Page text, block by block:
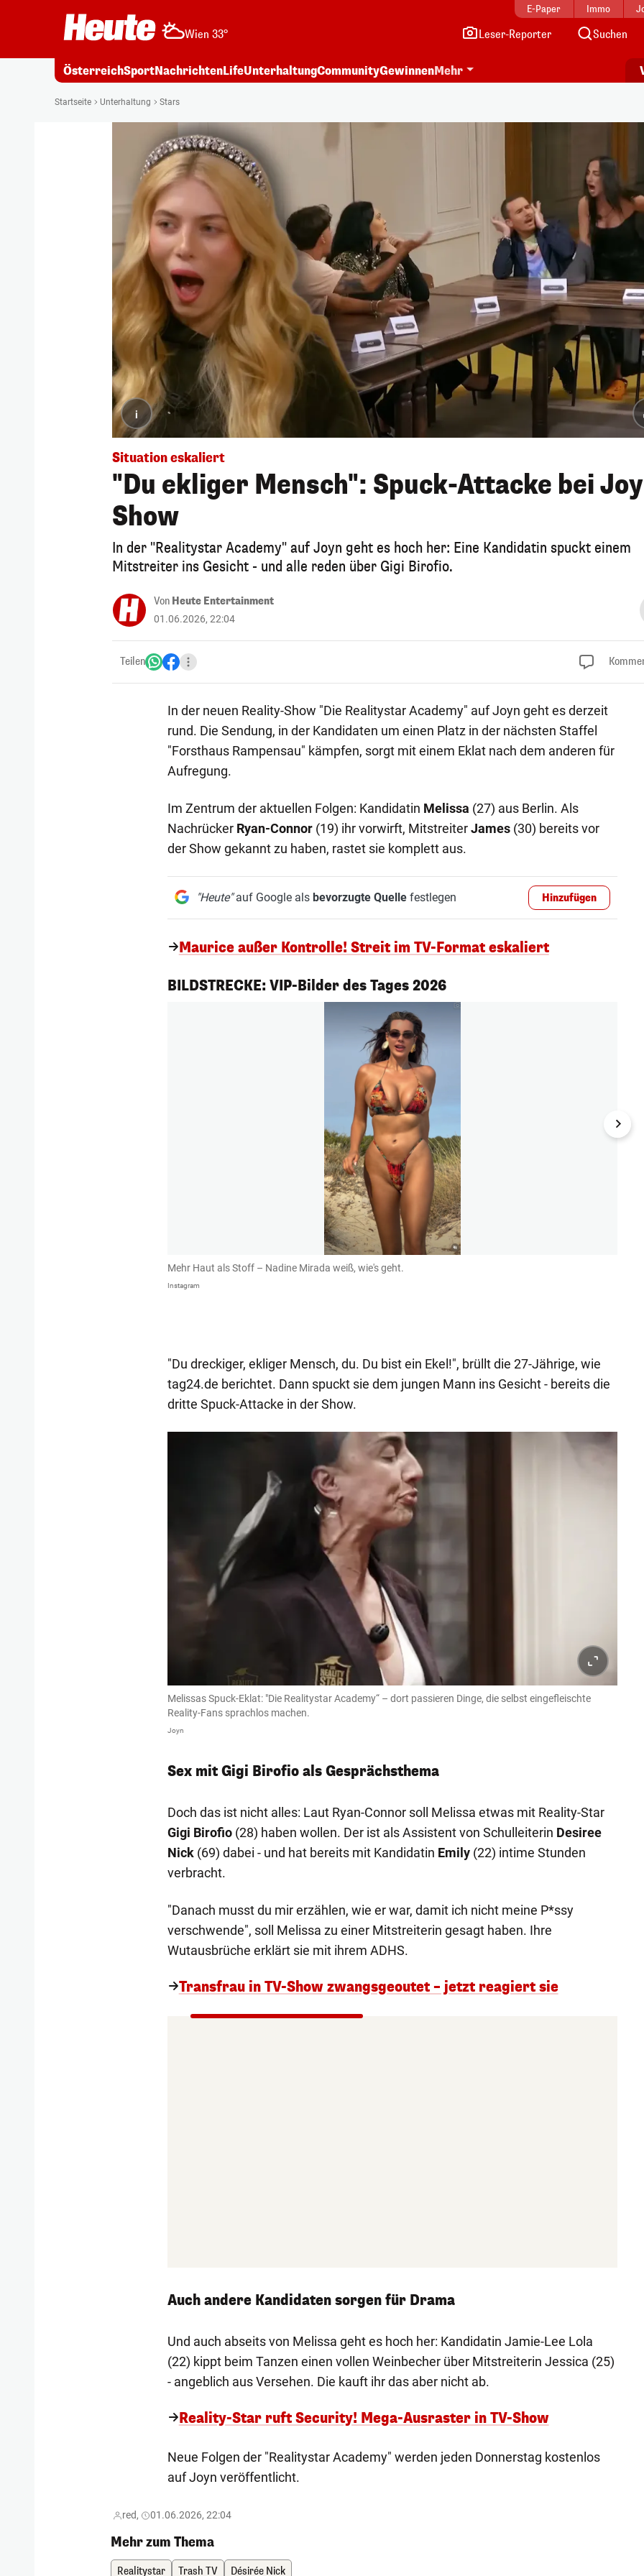
E-Paper Immo
Wien 33° Leser-Reporter Suchen
ÖsterreichSportNachrichtenLifeUnterhaltungCommunityGewinnenMehr
Startseite Unterhaltung Stars
i
Situation eskaliert
"Du ekliger Mensch": Spuck-Attacke bei
Show
In der "Realitystar Academy" auf Joyn geht es hoch her: Eine Kandidatin spuckt einem
Mitstreiter ins Gesicht - und alle reden über Gigi Birofio.
Von Heute Entertainment
01.06.2026, 22:04
Teilen
In der neuen Reality-Show "Die Realitystar Academy" auf Joyn geht es derzeit
rund. Die Sendung, in der Kandidaten um einen Platz in der nächsten Staffel
"Forsthaus Rampensau" kämpfen, sorgt mit einem Eklat nach dem anderen für
Aufregung.
Im Zentrum der aktuellen Folgen: Kandidatin Melissa (27) aus Berlin. Als
Nachrücker Ryan-Connor(19) ihr vorwirft, MitstreiterJames(30) bereits vor
der Show gekannt zu haben, rastet sie komplett aus.
"Heute"auf Google als bevorzugte Quellefestlegen Hinzufügen
Maurice außer Kontrolle! Streit im TV-Format eskaliert
BILDSTRECKE: VIP-Bilder des Tages 2026
1/143
Mehr Haut als Stoff – Nadine Mirada weiß, wie's geht.
Instagram
"Du dreckiger, ekliger Mensch, du. Du bist ein Ekel!", brüllt die 27-Jährige, wie
tag24.de berichtet. Dann spuckt sie dem jungen Mann ins Gesicht - bereits die
dritte Spuck-Attacke in der Show.
Melissas Spuck-Eklat: "Die Realitystar Academy“ – dort passieren Dinge, die selbst eingefleischte
Reality-Fans sprachlos machen.
Joyn
Sex mit Gigi Birofio als Gesprächsthema
Doch das ist nicht alles: Laut Ryan-Connor soll Melissa etwas mit Reality-Star
Gigi Birofio(28) haben wollen. Der ist als Assistent von Schulleiterin Desiree
Nick(69) dabei - und hat bereits mit Kandidatin Emily(22) intime Stunden
verbracht.
"Danach musst du mir erzählen, wie er war, damit ich nicht meine P*ssy
verschwende", soll Melissa zu einer Mitstreiterin gesagt haben. Ihre
Wutausbrüche erklärt sie mit ihrem ADHS.
Transfrau in TV-Show zwangsgeoutet – jetzt reagiert sie
Auch andere Kandidaten sorgen für Drama
Und auch abseits von Melissa geht es hoch her: Kandidatin Jamie-Lee Lola
(22) kippt beim Tanzen einen vollen Weinbecher über Mitstreiterin Jessica (25)
- angeblich aus Versehen. Die kauft ihr das aber nicht ab.
Reality-Star ruft Security! Mega-Ausraster in TV-Show
Neue Folgen der "Realitystar Academy" werden jeden Donnerstag kostenlos
auf Joyn veröffentlicht.
red, 01.06.2026, 22:04
Mehr zum Thema
Realitystar Trash TV Désirée Nick